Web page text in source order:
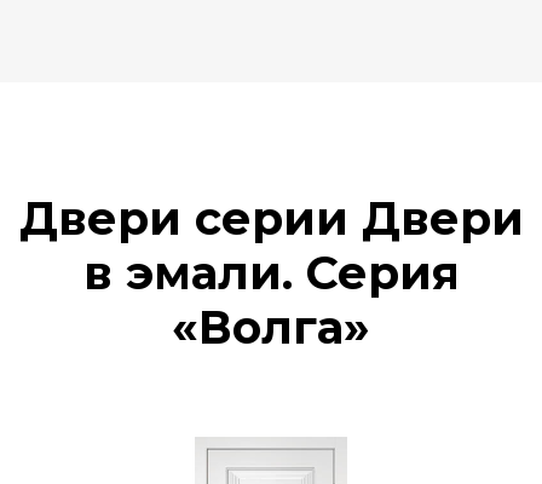
Двери серии Двери
в эмали. Серия
«Волга»